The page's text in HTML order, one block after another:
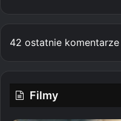
42 ostatnie
Filmy